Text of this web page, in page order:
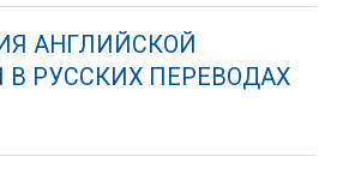
АНГЛИЙСКОЙ
РУССКИХ ПЕРЕВОДАХ